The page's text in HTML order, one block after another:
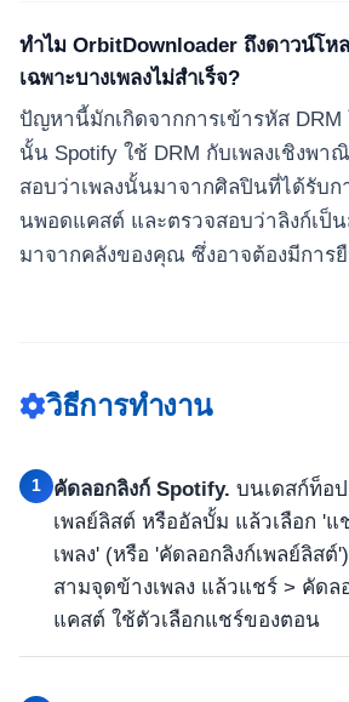
ทำไม OrbitDownloader ถึงดาวน์โห
เฉพาะบางเพลงไม่สำเร็จ?
ปัญหานี้มักเกิดจากการเข้ารหัส DRM
นั้น Spotify ใช้ DRM กับเพลงเชิงพ
สอบว่าเพลงนั้นมาจากศิลปินที่ได้รับก
นพอดแคสต์ และตรวจสอบว่าลิงก์เป็
มาจากคลังของคุณ ซึ่งอาจต้องมีการ
วิธีการทำงาน
1 คัดลอกลิงก์ Spotify. บนเดสก์ท็อ
เพลย์ลิสต์ หรืออัลบั้ม แล้วเลือก 'แ
เพลง' (หรือ 'คัดลอกลิงก์เพลย์ลิส
สามจุดข้างเพลง แล้วแชร์ > คัดล
แคสต์ ใช้ตัวเลือกแชร์ของตอน